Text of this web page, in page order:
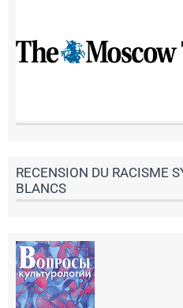
RECENSION DU RACISME
BLANCS